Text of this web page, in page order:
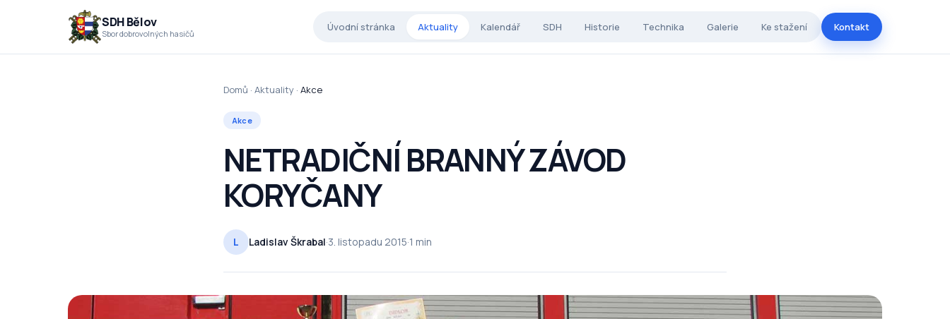
SDH Bělov
Sbor dobrovolných hasičů
Úvodní stránka Aktuality Kalendář SDH Historie Technika Galerie Ke stažení Kontakt
Domů · Aktuality · Akce
Akce
NETRADIČNÍ BRANNÝ ZÁVOD
KORYČANY
L Ladislav Škrabal·3. listopadu 2015·1 min